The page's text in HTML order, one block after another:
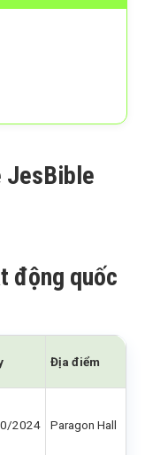
JesBible
động quốc
Địa điểm
2024 Paragon Hall